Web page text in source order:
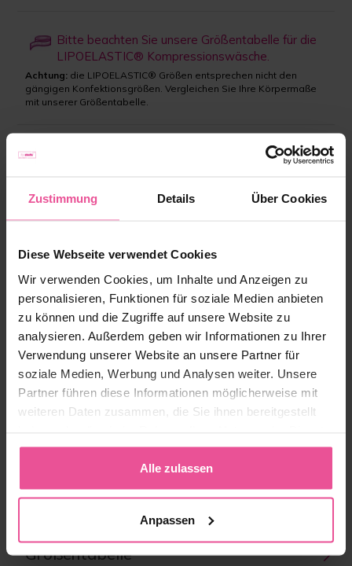
Zustimmung Details Über Cookies
Diese Webseite verwendet Cookies
Wir verwenden Cookies, um Inhalte und Anzeigen zu
personalisieren, Funktionen für soziale Medien anbieten
zu können und die Zugriffe auf unsere Website zu
analysieren. Außerdem geben wir Informationen zu Ihrer
Verwendung unserer Website an unsere Partner für
soziale Medien, Werbung und Analysen weiter. Unsere
Partner führen diese Informationen möglicherweise mit
weiteren Daten zusammen, die Sie ihnen bereitgestellt
gesammelt haben.
Alle zulassen
Anpassen
Bitte beachten Sie unsere Größentabelle für die
LIPOELASTIC® Kompressionswäsche.
Achtung: die LIPOELASTIC® Größen entsprechen nicht den
gängigen Konfektionsgrößen. Vergleichen Sie Ihre Körpermaße
mit unserer Größentabelle.
Größe: 3XL
82,90 €
- + Zum Warenkorb hinzufügen
Versandoptionen
Größentabelle